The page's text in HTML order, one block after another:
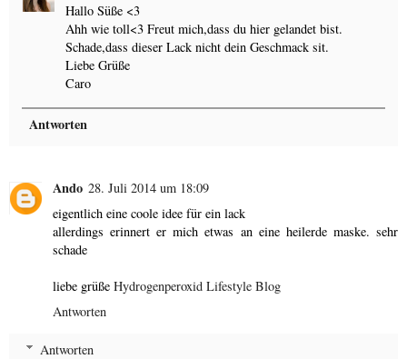
Hallo Süße <3
Ahh wie toll<3 Freut mich,dass du hier gelandet bist.
Schade,dass dieser Lack nicht dein Geschmack sit.
Liebe Grüße
Caro
Antworten
Ando 28. Juli 2014 um 18:09
eigentlich eine coole idee für ein lack
allerdings erinnert er mich etwas an eine heilerde maske. sehr
schade
liebe grüße Hydrogenperoxid Lifestyle Blog
Antworten
Antworten